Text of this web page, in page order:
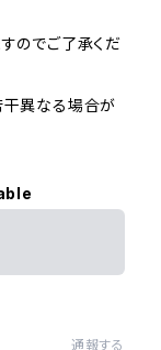
のでご了承くだ
異なる場合が
通報する